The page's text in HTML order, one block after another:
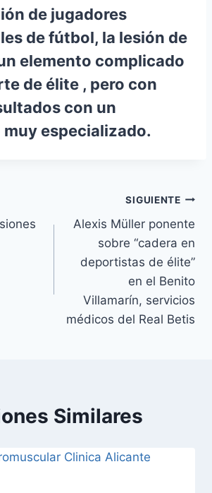
de jugadores
de fútbol, la lesión de
elemento complicado
de élite , pero con
con un
especializado.
SIGUIENTE
Alexis Müller ponente
sobre “cadera en
deportistas de élite”
en el Benito
Villamarín, servicios
médicos del Real Betis
Similares